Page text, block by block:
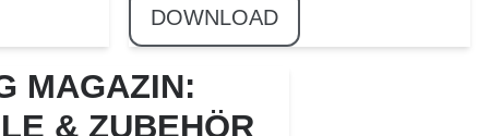
DOWNLOAD
MAGAZIN:
& ZUBEHÖR